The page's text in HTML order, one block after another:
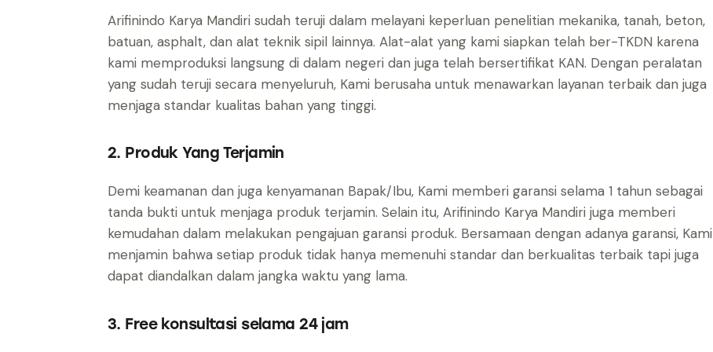
Arifinindo Karya Mandiri sudah teruji dalam melayani keperluan penelitian mekanika, tanah, beton,
batuan, asphalt, dan alat teknik sipil lainnya. Alat-alat yang kami siapkan telah ber-TKDN karena
kami memproduksi langsung di dalam negeri dan juga telah bersertifikat KAN. Dengan peralatan
yang sudah teruji secara menyeluruh, Kami berusaha untuk menawarkan layanan terbaik dan juga
menjaga standar kualitas bahan yang tinggi.
2. Produk Yang Terjamin
Demi keamanan dan juga kenyamanan Bapak/Ibu, Kami memberi garansi selama 1 tahun sebagai
tanda bukti untuk menjaga produk terjamin. Selain itu, Arifinindo Karya Mandiri juga memberi
kemudahan dalam melakukan pengajuan garansi produk. Bersamaan dengan adanya garansi, Kami
menjamin bahwa setiap produk tidak hanya memenuhi standar dan berkualitas terbaik tapi juga
dapat diandalkan dalam jangka waktu yang lama.
3. Free konsultasi selama 24 jam